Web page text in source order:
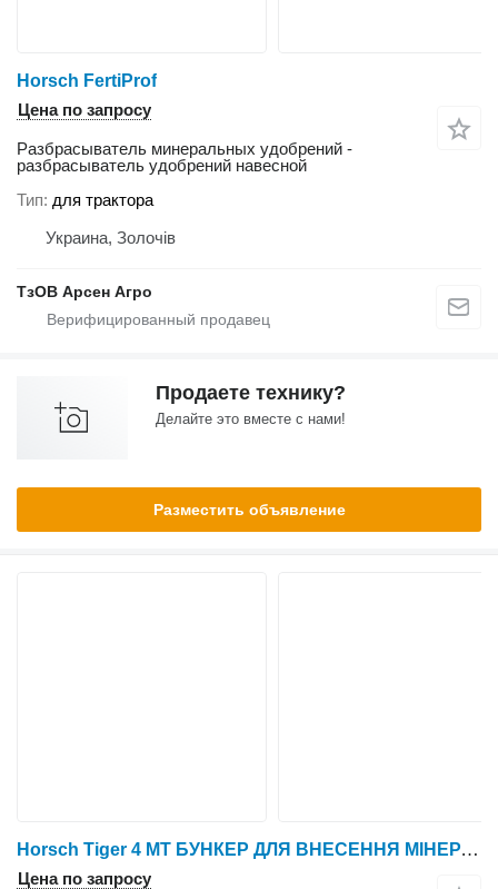
Horsch FertiProf
Цена по запросу
Разбрасыватель минеральных удобрений -
разбрасыватель удобрений навесной
Тип для трактора
Украина, Золочів
ТзОВ Арсен Агро
Продаете технику?
Делайте это вместе с нами!
Разместить объявление
Horsch Tiger 4 MT БУНКЕР ДЛЯ ВНЕСЕННЯ МІНЕРАЛЬНИХ ДОБРИВ НА TIGER 4 MT
Цена по запросу